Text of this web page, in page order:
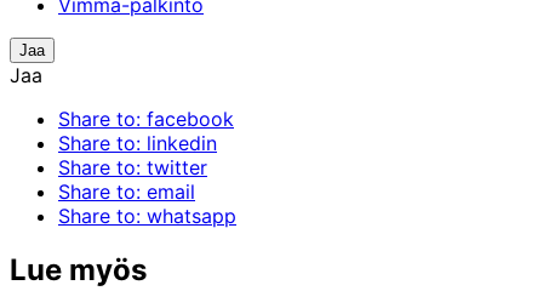
Jaa
Jaa
Share to: facebook
Share to: linkedin
Share to: twitter
Share to: email
Share to: whatsapp
Lue myös